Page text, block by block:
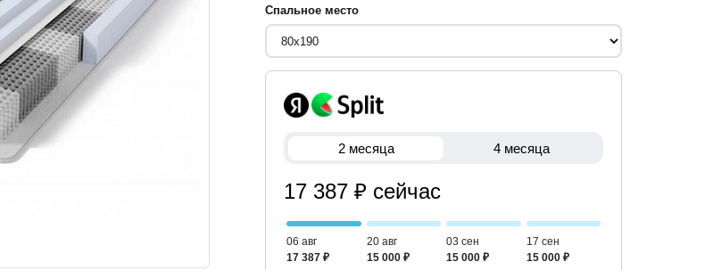
Спальное место
2 месяца 4 месяца
17 387 ₽ сейчас
06 авг
17 387 ₽
20 авг
15 000 ₽
03 сен
15 000 ₽
17 сен
15 000 ₽